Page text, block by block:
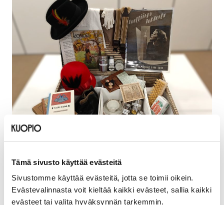
Tämä sivusto käyttää evästeitä
Sivustomme käyttää evästeitä, jotta se toimii oikein.
Evästevalinnasta voit kieltää kaikki evästeet, sallia kaikki
evästeet tai valita hyväksynnän tarkemmin.
Sijainti
Kuopion museo, Korttelimuseo, Museokatu 1, 70100